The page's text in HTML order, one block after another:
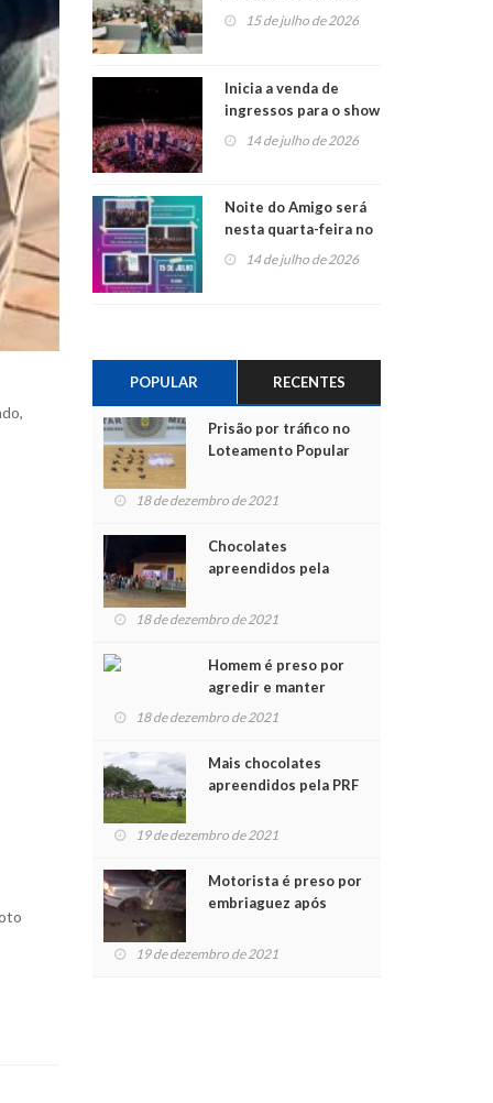
projetos em
15 de julho de 2026
Inicia a venda de
ingressos para o show
do Jota Quest nos 45
anos da Sicredi Ouro
14 de julho de 2026
Noite do Amigo será
nesta quarta-feira no
Centro de Cultura de
14 de julho de 2026
POPULAR RECENTES
Prisão por tráfico no
Loteamento Popular
18 de dezembro de 2021
Chocolates
apreendidos pela
para crianças na
18 de dezembro de 2021
Homem é preso por
agredir e manter
mulher em cárcere
18 de dezembro de 2021
Mais chocolates
apreendidos pela PRF
crianças no Natal
19 de dezembro de 2021
Motorista é preso por
embriaguez após
feridos
19 de dezembro de 2021